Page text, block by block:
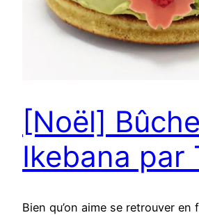
[Noël] Bûche
Ikebana par
Bien qu’on aime se retrouver en